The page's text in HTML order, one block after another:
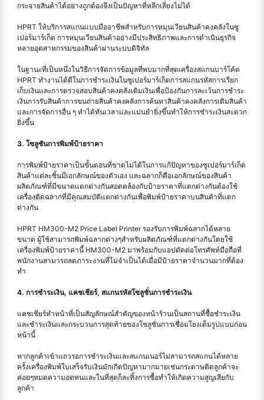
กระจายสินค้าได้อย่างถูกต้องจึงเป็นปัญหาที่หลีกเลี่ยงไม่ได้
HPRT ให้บริการสแกนแบบมืออาชีพสำหรับการหมุนเวียนสินค้าคงคลังในซู
เปอร์มาร์เก็ต การหมุนเวียนสินค้าอย่างมีประสิทธิภาพและการดำเนินธุรกิจ
หลายอุตสาหกรรมของสินค้าผ่านระบบดิจิทัล
ในฐานะที่เป็นหนึ่งในวิธีการจัดการข้อมูลที่พบมากที่สุดเครื่องสแกนบาร์โค้ด
HPRT ทำงานได้ดีในการชำระเงินในซูเปอร์มาร์เก็ตการสแกนรหัสการเรียก
เก็บเงินและการตรวจสอบสินค้าคงคลังเติมเงินเพื่อป้องกันการละเว้นการชำระ
เงินการรับสินค้าการขนถ่ายสินค้าคงคลังการค้นหาสินค้าคงคลังการเติมสินค้า
และการจัดการอื่น ๆ ทำได้ทันเวลาและแม่นยำยิ่งขึ้นทำให้การชำระเงินสะดวก
ยิ่งขึ้น
3. โซลูชันการพิมพ์ป้ายราคา
การพิมพ์ป้ายราคาเป็นขั้นตอนที่ขาดไม่ได้ในการแก้ปัญหาของซูเปอร์มาร์เก็ต
สินค้าแต่ละชิ้นมีเอกลักษณ์ของตัวเอง และฉลากก็คือเอกลักษณ์ของสินค้า
ผลิตภัณฑ์ที่มีขนาดแตกต่างกันสอดคล้องกับป้ายราคาที่แตกต่างกันต้องใช้
เครื่องติดฉลากที่มีคุณสมบัติแตกต่างกันเพื่อพิมพ์ป้ายราคาบนสินค้าที่แตก
ต่างกัน
HPRT HM300-M2 Price Label Printer รองรับการพิมพ์ฉลากได้หลาย
ขนาด ผู้ใช้สามารถพิมพ์ฉลากต่างๆสำหรับผลิตภัณฑ์ที่แตกต่างกันโดยใช้
เครื่องพิมพ์ป้ายราคานี้ HM300-M2 มาพร้อมกับแอปตัดต่อโทรศัพท์มือถือที่
พนักงานสามารถลดภาระงานที่ไม่จำเป็นได้เมื่อมีป้ายราคาจำนวนมากที่ต้อง
ทำ
4. การชำระเงิน, แคชเชียร์, สแกนรหัสโซลูชั่นการชำระเงิน
แคชเชียร์ทำหน้าที่เป็นสัญลักษณ์สำคัญของหน้าร้านเป็นสถานที่ซื้อชำระเงิน
และชำระเงินและกระบวนการสุดท้ายของโซลูชั่นการเชื่อมโยงเต็มรูปแบบก่อน
หน้านี้
หากลูกค้าเข้าแถวรอการชำระเงินและสแกนเนอร์ไม่สามารถสแกนได้หลาย
ครั้งเครื่องพิมพ์ใบเสร็จรับเงินมักเกิดปัญหามากมายเช่นกระดาษติดลูกค้าจะ
ค่อยๆหมดความอดทนและในที่สุดก็ละทิ้งการซื้อทำให้เกิดความสูญเสียกับ
ลูกค้า